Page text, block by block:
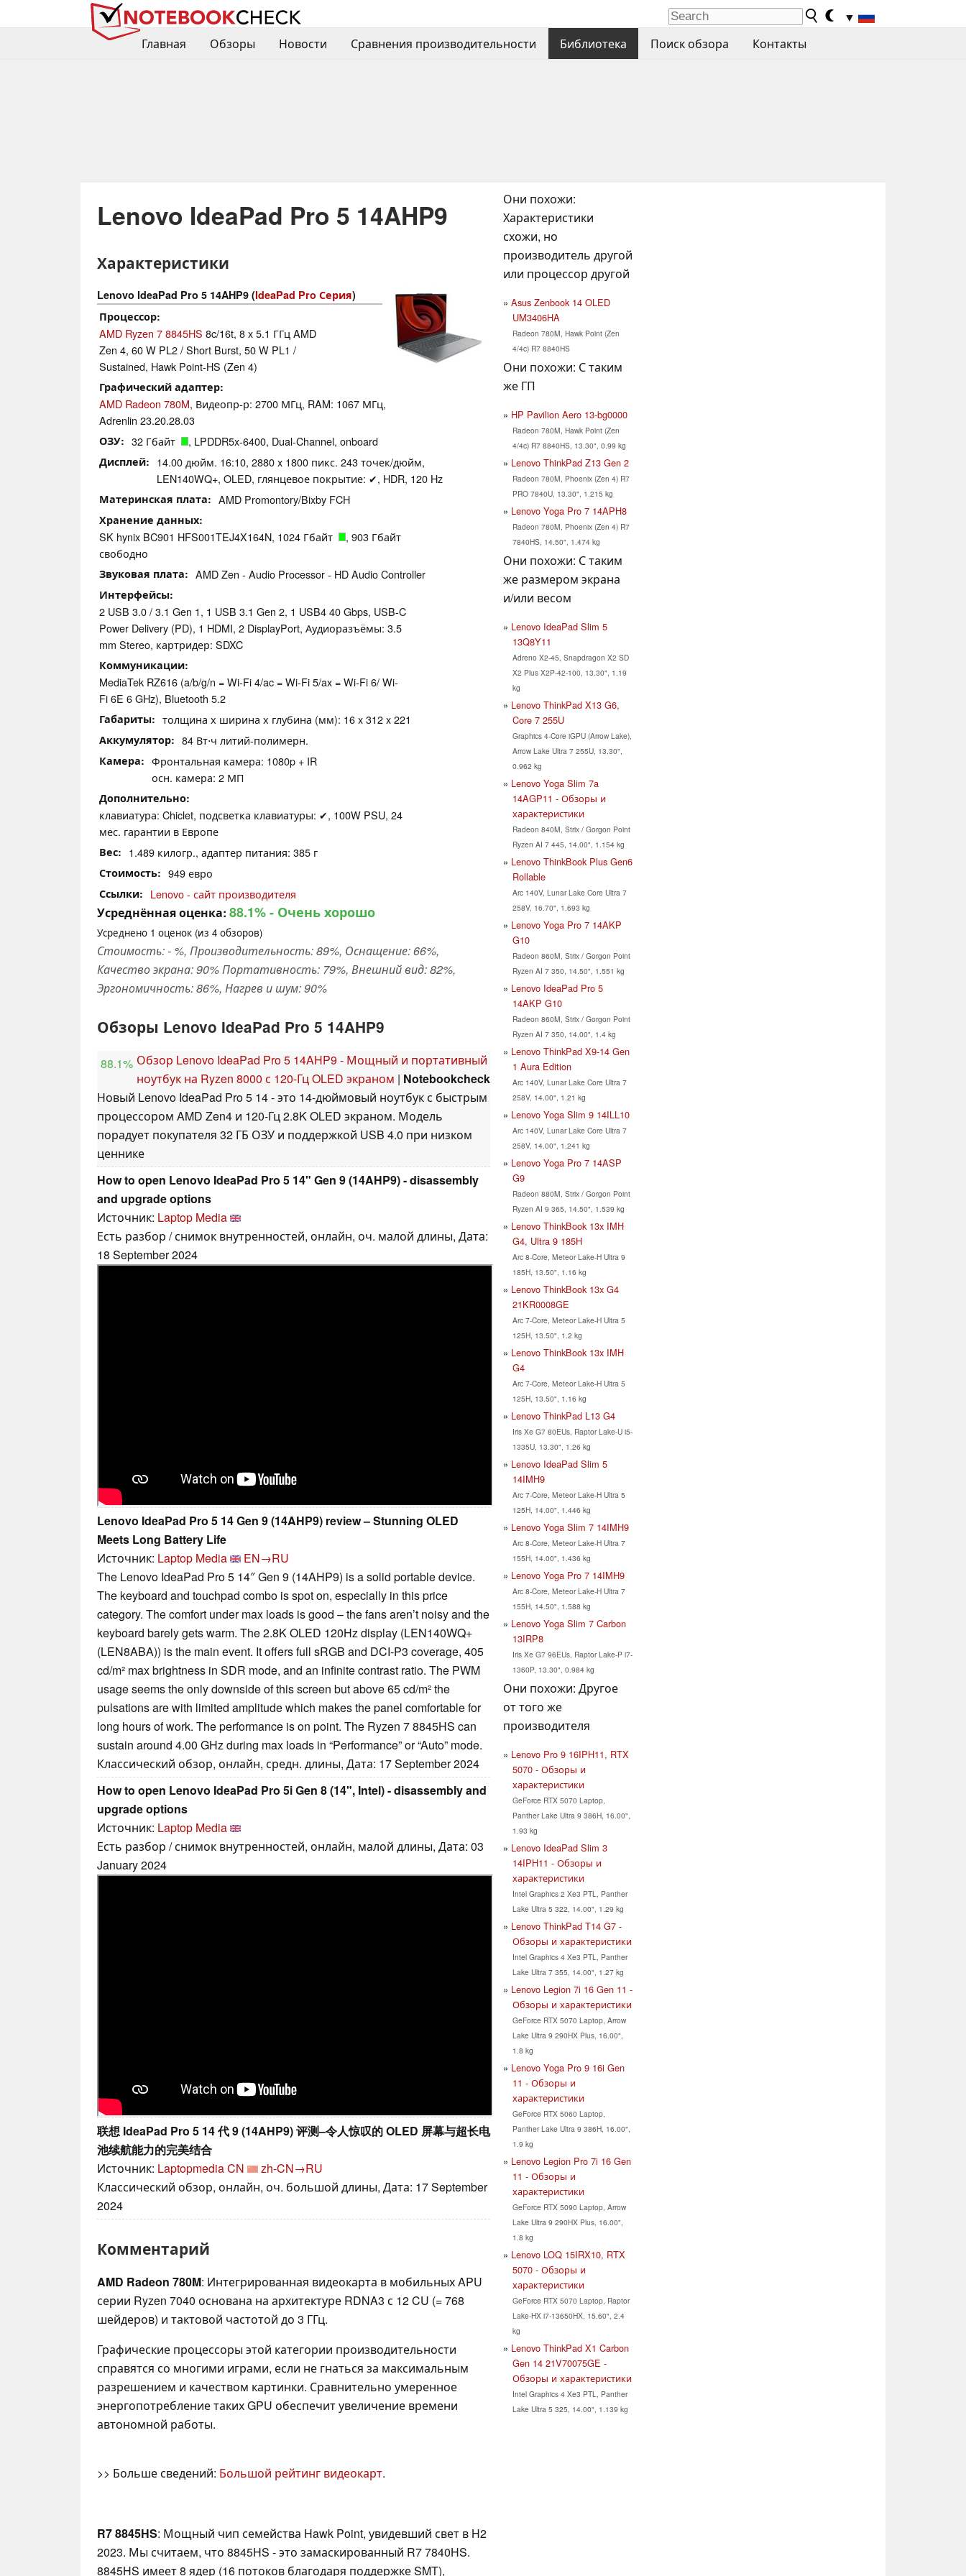
▼
Главная
Обзоры Новости Сравнения производительности Библиотека Поиск обзора Контакты
Lenovo IdeaPad Pro 5 14AHP9
Характеристики
Lenovo IdeaPad Pro 5 14AHP9 (IdeaPad Pro Серия)
Процессор
AMD Ryzen 7 8845HS 8c/16t, 8 x 5.1 ГГц AMD
Zen 4, 60 W PL2 / Short Burst, 50 W PL1 /
Sustained, Hawk Point-HS (Zen 4)
Графический адаптер
AMD Radeon 780M, Видеопр-р: 2700 МГц, RAM: 1067 МГц,
Adrenlin 23.20.28.03
ОЗУ 32 Гбайт , LPDDR5x-6400, Dual-Channel, onboard
Дисплей
14.00 дюйм. 16:10, 2880 x 1800 пикс. 243 точек/дюйм,
LEN140WQ+, OLED, глянцевое покрытие: ✔, HDR, 120 Hz
Материнская плата AMD Promontory/Bixby FCH
Хранение данных
SK hynix BC901 HFS001TEJ4X164N, 1024 Гбайт
, 903 Гбайт
свободно
Звуковая плата AMD Zen - Audio Processor - HD Audio Controller
Интерфейсы
2 USB 3.0 / 3.1 Gen 1, 1 USB 3.1 Gen 2, 1 USB4 40 Gbps, USB-C
Power Delivery (PD), 1 HDMI, 2 DisplayPort, Аудиоразъёмы: 3.5
mm Stereo, картридер: SDXC
Коммуникации
MediaTek RZ616 (a/b/g/n = Wi-Fi 4/ac = Wi-Fi 5/ax = Wi-Fi 6/ Wi-
Fi 6E 6 GHz), Bluetooth 5.2
Габариты толщина х ширина х глубина (мм): 16 x 312 x 221
Аккумулятор 84 Вт⋅ч литий-полимерн.
Камера
Фронтальная камера: 1080p + IR
осн. камера: 2 МП
Дополнительно
клавиатура: Chiclet, подсветка клавиатуры: ✔, 100W PSU, 24
мес. гарантии в Европе
Вес 1.489 килогр., адаптер питания: 385 г
Стоимость 949 евро
Ссылки Lenovo - сайт производителя
Усреднённая оценка: 88.1%- Очень хорошо
Усреднено 1 оценок (из 4 обзоров)
Стоимость: - %, Производительность: 89%, Оснащение: 66%,
Качество экрана: 90% Портативность: 79%, Внешний вид: 82%,
Эргономичность: 86%, Нагрев и шум: 90%
Обзоры Lenovo IdeaPad Pro 5 14AHP9
88.1% Обзор Lenovo IdeaPad Pro 5 14AHP9 - Мощный и портативный
ноутбук на Ryzen 8000 с 120-Гц OLED экраном | Notebookcheck
Новый Lenovo IdeaPad Pro 5 14 - это 14-дюймовый ноутбук с быстрым
процессором AMD Zen4 и 120-Гц 2.8K OLED экраном. Модель
порадует покупателя 32 ГБ ОЗУ и поддержкой USB 4.0 при низком
ценнике
How to open Lenovo IdeaPad Pro 5 14" Gen 9 (14AHP9) - disassembly
and upgrade options
Источник: Laptop Media
Есть разбор / снимок внутренностей, онлайн, оч. малой длины, Дата:
18 September 2024
Lenovo IdeaPad Pro 5 14 Gen 9 (14AHP9) review – Stunning OLED
Meets Long Battery Life
Источник: Laptop Media
EN→RU
The Lenovo IdeaPad Pro 5 14″ Gen 9 (14AHP9) is a solid portable device.
The keyboard and touchpad combo is spot on, especially in this price
category. The comfort under max loads is good – the fans aren’t noisy and the
keyboard barely gets warm. The 2.8K OLED 120Hz display (LEN140WQ+
(LEN8ABA)) is the main event. It offers full sRGB and DCI-P3 coverage, 405
cd/m² max brightness in SDR mode, and an infinite contrast ratio. The PWM
usage seems the only downside of this screen but above 65 cd/m² the
pulsations are with limited amplitude which makes the panel comfortable for
long hours of work. The performance is on point. The Ryzen 7 8845HS can
sustain around 4.00 GHz during max loads in “Performance” or “Auto” mode.
Классический обзор, онлайн, средн. длины, Дата: 17 September 2024
How to open Lenovo IdeaPad Pro 5i Gen 8 (14", Intel) - disassembly and
upgrade options
Источник: Laptop Media
Есть разбор / снимок внутренностей, онлайн, малой длины, Дата: 03
January 2024
联想 IdeaPad Pro 5 14 代 9 (14AHP9) 评测–令人惊叹的 OLED 屏幕与超长电
池续航能力的完美结合
Источник: Laptopmedia CN
zh-CN→RU
Классический обзор, онлайн, оч. большой длины, Дата: 17 September
2024
Комментарий
AMD Radeon 780M: Интегрированная видеокарта в мобильных APU
серии Ryzen 7040 основана на архитектуре RDNA3 с 12 CU (= 768
шейдеров) и тактовой частотой до 3 ГГц.
Графические процессоры этой категории производительности
справятся со многими играми, если не гнаться за максимальным
разрешением и качеством картинки. Сравнительно умеренное
энергопотребление таких GPU обеспечит увеличение времени
автономной работы.
>> Больше сведений: Большой рейтинг видеокарт.
R7 8845HS: Мощный чип семейства Hawk Point, увидевший свет в H2
2023. Мы считаем, что 8845HS - это замаскированный R7 7840HS.
8845HS имеет 8 ядер (16 потоков благодаря поддержке SMT),
Они похожи:
Характеристики
схожи, но
производитель другой
или процессор другой
Asus Zenbook 14 OLED
UM3406HA
Radeon 780M, Hawk Point (Zen
4/4c) R7 8840HS
Они похожи: С таким
же ГП
HP Pavilion Aero 13-bg0000
Radeon 780M, Hawk Point (Zen
4/4c) R7 8840HS, 13.30", 0.99 kg
Lenovo ThinkPad Z13 Gen 2
Radeon 780M, Phoenix (Zen 4) R7
PRO 7840U, 13.30", 1.215 kg
Lenovo Yoga Pro 7 14APH8
Radeon 780M, Phoenix (Zen 4) R7
7840HS, 14.50", 1.474 kg
Они похожи: С таким
же размером экрана
и/или весом
Lenovo IdeaPad Slim 5
13Q8Y11
Adreno X2-45, Snapdragon X2 SD
X2 Plus X2P-42-100, 13.30", 1.19
kg
Lenovo ThinkPad X13 G6,
Core 7 255U
Graphics 4-Core iGPU (Arrow Lake),
Arrow Lake Ultra 7 255U, 13.30",
0.962 kg
Lenovo Yoga Slim 7a
14AGP11 - Обзоры и
характеристики
Radeon 840M, Strix / Gorgon Point
Ryzen AI 7 445, 14.00", 1.154 kg
Lenovo ThinkBook Plus Gen6
Rollable
Arc 140V, Lunar Lake Core Ultra 7
258V, 16.70", 1.693 kg
Lenovo Yoga Pro 7 14AKP
G10
Radeon 860M, Strix / Gorgon Point
Ryzen AI 7 350, 14.50", 1.551 kg
Lenovo IdeaPad Pro 5
14AKP G10
Radeon 860M, Strix / Gorgon Point
Ryzen AI 7 350, 14.00", 1.4 kg
Lenovo ThinkPad X9-14 Gen
1 Aura Edition
Arc 140V, Lunar Lake Core Ultra 7
258V, 14.00", 1.21 kg
Lenovo Yoga Slim 9 14ILL10
Arc 140V, Lunar Lake Core Ultra 7
258V, 14.00", 1.241 kg
Lenovo Yoga Pro 7 14ASP
G9
Radeon 880M, Strix / Gorgon Point
Ryzen AI 9 365, 14.50", 1.539 kg
Lenovo ThinkBook 13x IMH
G4, Ultra 9 185H
Arc 8-Core, Meteor Lake-H Ultra 9
185H, 13.50", 1.16 kg
Lenovo ThinkBook 13x G4
21KR0008GE
Arc 7-Core, Meteor Lake-H Ultra 5
125H, 13.50", 1.2 kg
Lenovo ThinkBook 13x IMH
G4
Arc 7-Core, Meteor Lake-H Ultra 5
125H, 13.50", 1.16 kg
Lenovo ThinkPad L13 G4
Iris Xe G7 80EUs, Raptor Lake-U i5-
1335U, 13.30", 1.26 kg
Lenovo IdeaPad Slim 5
14IMH9
Arc 7-Core, Meteor Lake-H Ultra 5
125H, 14.00", 1.446 kg
Lenovo Yoga Slim 7 14IMH9
Arc 8-Core, Meteor Lake-H Ultra 7
155H, 14.00", 1.436 kg
Lenovo Yoga Pro 7 14IMH9
Arc 8-Core, Meteor Lake-H Ultra 7
155H, 14.50", 1.588 kg
Lenovo Yoga Slim 7 Carbon
13IRP8
Iris Xe G7 96EUs, Raptor Lake-P i7-
1360P, 13.30", 0.984 kg
Они похожи: Другое
от того же
производителя
Lenovo Pro 9 16IPH11, RTX
5070 - Обзоры и
характеристики
GeForce RTX 5070 Laptop,
Panther Lake Ultra 9 386H, 16.00",
1.93 kg
Lenovo IdeaPad Slim 3
14IPH11 - Обзоры и
характеристики
Intel Graphics 2 Xe3 PTL, Panther
Lake Ultra 5 322, 14.00", 1.29 kg
Lenovo ThinkPad T14 G7 -
Обзоры и характеристики
Intel Graphics 4 Xe3 PTL, Panther
Lake Ultra 7 355, 14.00", 1.27 kg
Lenovo Legion 7i 16 Gen 11 -
Обзоры и характеристики
GeForce RTX 5070 Laptop, Arrow
Lake Ultra 9 290HX Plus, 16.00",
1.8 kg
Lenovo Yoga Pro 9 16i Gen
11 - Обзоры и
характеристики
GeForce RTX 5060 Laptop,
Panther Lake Ultra 9 386H, 16.00",
1.9 kg
Lenovo Legion Pro 7i 16 Gen
11 - Обзоры и
характеристики
GeForce RTX 5090 Laptop, Arrow
Lake Ultra 9 290HX Plus, 16.00",
1.8 kg
Lenovo LOQ 15IRX10, RTX
5070 - Обзоры и
характеристики
GeForce RTX 5070 Laptop, Raptor
Lake-HX i7-13650HX, 15.60", 2.4
kg
Lenovo ThinkPad X1 Carbon
Gen 14 21V70075GE -
Обзоры и характеристики
Intel Graphics 4 Xe3 PTL, Panther
Lake Ultra 5 325, 14.00", 1.139 kg